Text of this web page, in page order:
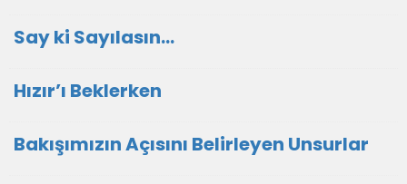
Say ki Sayılasın...
Hızır’ı Beklerken
Bakışımızın Açısını Belirleyen Unsurlar